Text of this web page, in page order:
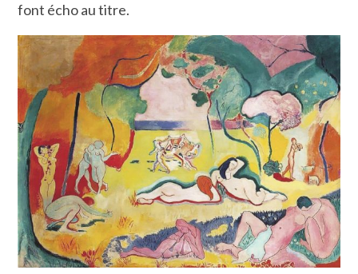
font écho au titre.